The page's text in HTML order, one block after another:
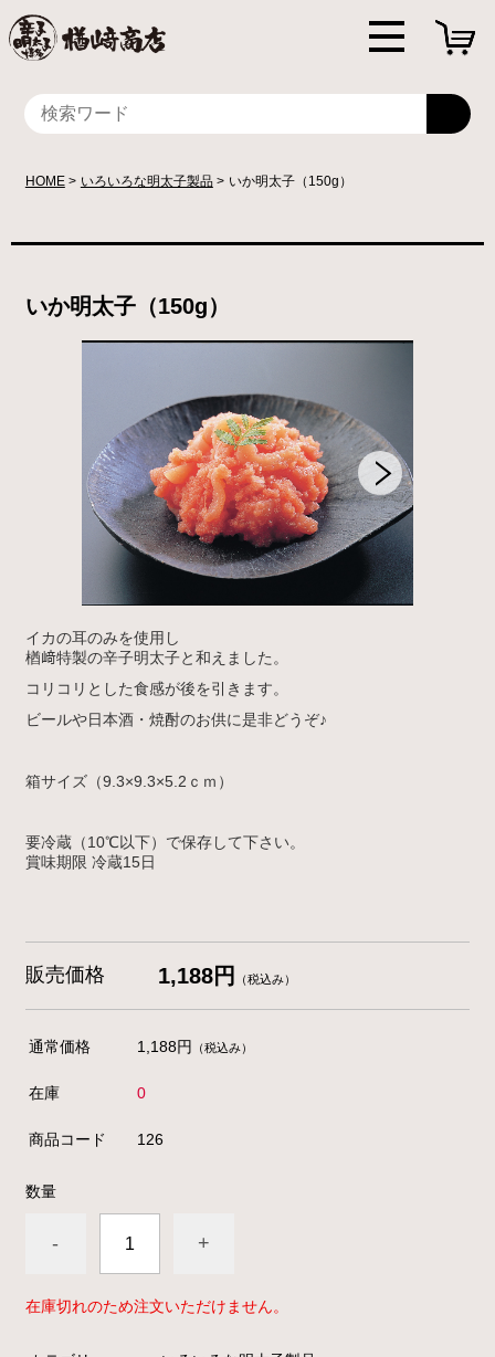
HOME いろいろな明太子製品 いか明太子（150g）
いか明太子（150g）
イカの耳のみを使用し
楢﨑特製の辛子明太子と和えました。
コリコリとした食感が後を引きます。
ビールや日本酒・焼酎のお供に是非どうぞ♪
箱サイズ（9.3×9.3×5.2ｃｍ）
要冷蔵（10℃以下）で保存して下さい。
賞味期限 冷蔵15日
販売価格 1,188円 （税込み）
通常価格 1,188円 （税込み）
在庫 0
商品コード 126
数量
- +
在庫切れのため注文いただけません。